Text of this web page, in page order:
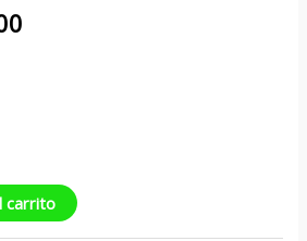
carrito